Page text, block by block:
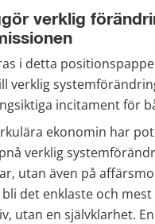
verklig
i detta
verklig
incitament för
ekonomin har
verklig
utan även på
det enklaste och
utan en självklarhet.